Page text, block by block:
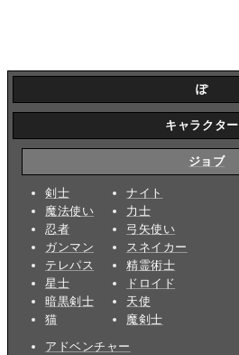
ぽ
キャラクター
ジョブ
剣士
魔法使い
忍者
ガンマン
テレパス
星士
暗黒剣士
猫
ナイト
力士
弓矢使い
スネイカー
精霊術士
ドロイド
天使
魔剣士
アドベンチャー